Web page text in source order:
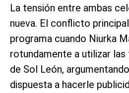
La tensión entre ambas
nueva. El conflicto
programa cuando Niurka
rotundamente a utilizar las
de Sol León,
dispuesta a hacerle